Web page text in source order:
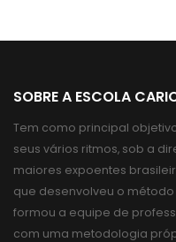
SOBRE A ESCOLA
Tem como principal
seus vários ritmos, sob a
maiores expoentes
que desenvolveu o
formou a equipe de
com uma metodologia